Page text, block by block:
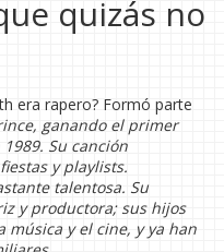
quizás no
era rapero? Formó parte
ganando el primer
Su canción
y playlists.
talentosa. Su
y productora; sus hijos
música y el cine, y ya han